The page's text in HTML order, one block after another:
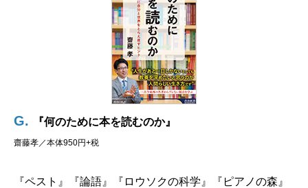
G. 『何のために本を読むのか』
齋藤孝／本体950円+税
『ペスト』『論語』『ロウソクの科学』『ピアノの森』